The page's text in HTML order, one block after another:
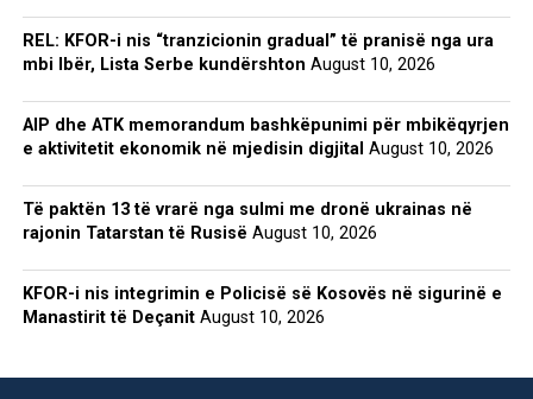
REL: KFOR-i nis “tranzicionin gradual” të pranisë nga ura
mbi Ibër, Lista Serbe kundërshton August 10, 2026
AIP dhe ATK memorandum bashkëpunimi për mbikëqyrjen
e aktivitetit ekonomik në mjedisin digjital August 10, 2026
Të paktën 13 të vrarë nga sulmi me dronë ukrainas në
rajonin Tatarstan të Rusisë August 10, 2026
KFOR-i nis integrimin e Policisë së Kosovës në sigurinë e
Manastirit të Deçanit August 10, 2026